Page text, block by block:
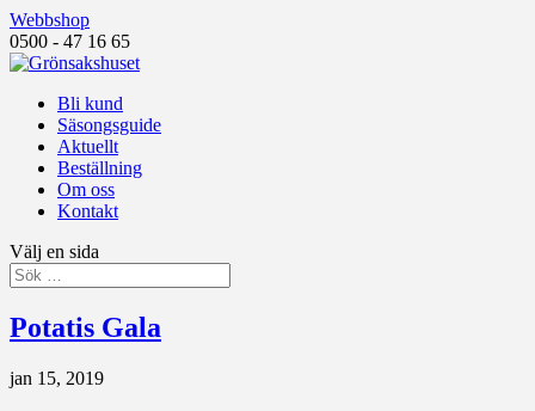
Webbshop
0500 - 47 16 65
Bli kund
Säsongsguide
Aktuellt
Beställning
Om oss
Kontakt
Välj en sida
Potatis Gala
jan 15, 2019